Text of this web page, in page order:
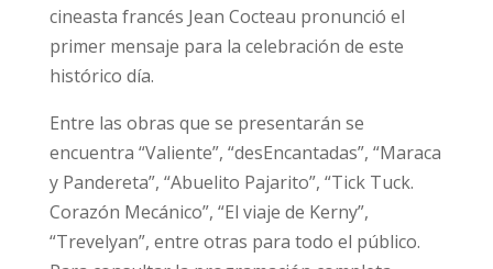
cineasta francés Jean Cocteau pronunció el
primer mensaje para la celebración de este
histórico día.
Entre las obras que se presentarán se
encuentra “Valiente”, “desEncantadas”, “Maraca
y Pandereta”, “Abuelito Pajarito”, “Tick Tuck.
Corazón Mecánico”, “El viaje de Kerny”,
“Trevelyan”, entre otras para todo el público.